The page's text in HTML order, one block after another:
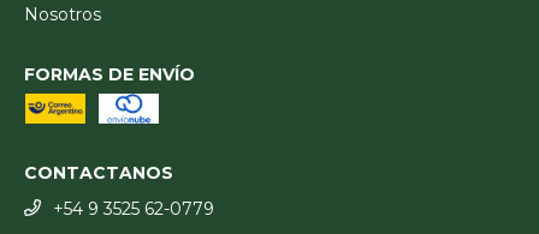
Nosotros
FORMAS DE ENVÍO
CONTACTANOS
+54 9 3525 62-0779